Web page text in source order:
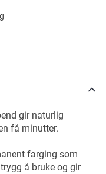
gir naturlig
få minutter.
farging som
å bruke og gir